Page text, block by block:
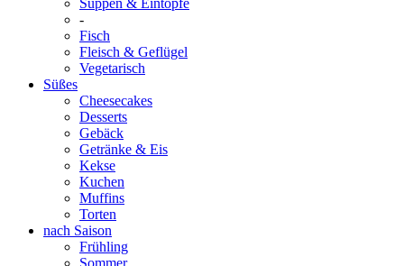
Suppen & Eintöpfe
-
Fisch
Fleisch & Geflügel
Vegetarisch
Süßes
Cheesecakes
Desserts
Gebäck
Getränke & Eis
Kekse
Kuchen
Muffins
Torten
nach Saison
Frühling
Sommer